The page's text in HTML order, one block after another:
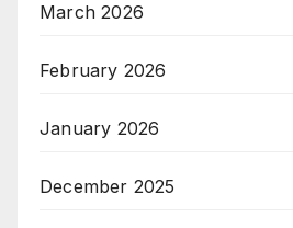
March 2026
February 2026
January 2026
December 2025